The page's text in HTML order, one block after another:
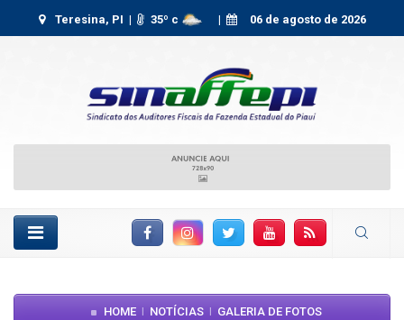
Teresina, PI | 35º c | 06 de agosto de 2026
FacebookInstagramTwitter YouTube RSS Feed
HOME NOTÍCIAS GALERIA DE FOTOS